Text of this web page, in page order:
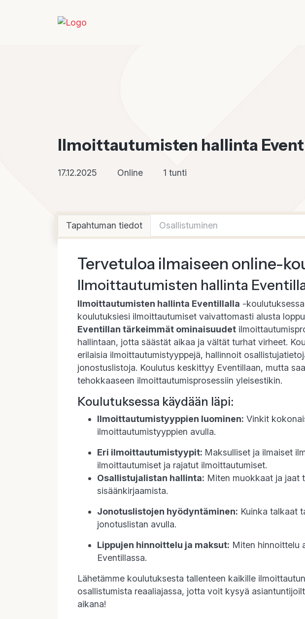
Ilmoittautumisten hallinta
17.12.2025 Online 1 tunti
Tapahtuman tiedot Osallistuminen
Tervetuloa ilmaiseen online-
Ilmoittautumisten hallinta
Ilmoittautumisten hallinta Eventillalla -
koulutuksiesi ilmoittautumiset vaivattomasti alusta
Eventillan tärkeimmät ominaisuudet
hallintaan, jotta säästät aikaa ja vältät turhat virheet.
erilaisia ilmoittautumistyyppejä, hallinnoit
jonostuslistoja. Koulutus keskittyy Eventillaan, mutta
tehokkaaseen ilmoittautumisprosessiin yleisestikin.
Koulutuksessa käydään läpi:
Ilmoittautumistyyppien luominen: Vinkit
ilmoittautumistyyppien avulla.
Eri ilmoittautumistyypit: Maksulliset ja ilmaiset
ilmoittautumiset ja rajatut ilmoittautumiset.
Osallistujalistan hallinta: Miten muokkaat ja jaat
sisäänkirjaamista.
Jonotuslistojen hyödyntäminen: Kuinka talkaat
jonotuslistan avulla.
Lippujen hinnoittelu ja maksut: Miten hinnoittelu
Eventillassa.
Lähetämme koulutuksesta tallenteen kaikille
osallistumista reaaliajassa, jotta voit kysyä
aikana!